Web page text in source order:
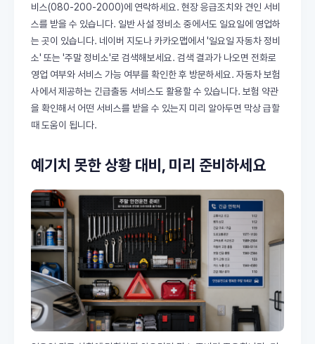
비스(080-200-2000)에 연락하세요. 현장 응급조치와 견인 서비
스를 받을 수 있습니다. 일반 사설 정비소 중에서도 일요일에 영업하
는 곳이 있습니다. 네이버 지도나 카카오맵에서 '일요일 자동차 정비
소' 또는 '주말 정비소'로 검색해보세요. 검색 결과가 나오면 전화로
영업 여부와 서비스 가능 여부를 확인한 후 방문하세요. 자동차 보험
사에서 제공하는 긴급출동 서비스도 활용할 수 있습니다. 보험 약관
을 확인해서 어떤 서비스를 받을 수 있는지 미리 알아두면 막상 급할
때 도움이 됩니다.
예기치 못한 상황 대비, 미리 준비하세요